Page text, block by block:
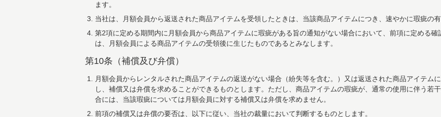
ます。
当社は、月額会員から返送された商品アイテムを受領したときは、当該商品アイテムにつき、速やかに瑕疵の
第2項に定める期間内に月額会員から商品アイテムに瑕疵がある旨の通知がない場合において、前項に定める
は、月額会員による商品アイテムの受領後に生じたものであるとみなします。
第10条（補償及び弁償）
月額会員からレンタルされた商品アイテムの返送がない場合（紛失等を含む。）又は返送された商品アイテム
し、補償又は弁償を求めることができるものとします。ただし、商品アイテムの瑕疵が、通常の使用に伴う若
合には、当該瑕疵については月額会員に対する補償又は弁償を求めません。
前項の補償又は弁償の要否は、以下に従い、当社の裁量において判断するものとします。